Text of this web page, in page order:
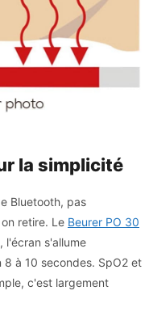
la simplicité
Bluetooth, pas
retire. Le Beurer PO 30
l'écran s'allume
à 10 secondes. SpO2 et
c'est largement